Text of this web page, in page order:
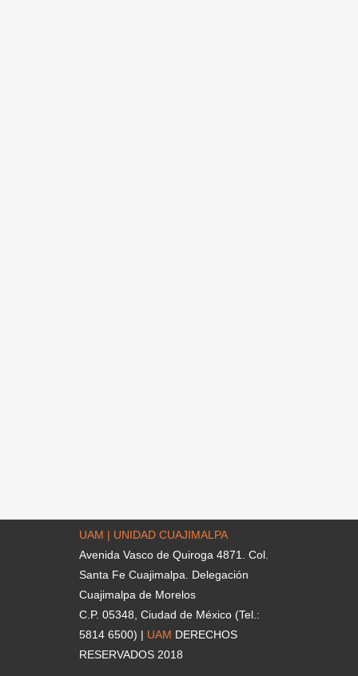
UAM | UNIDAD CUAJIMALPA
Avenida Vasco de Quiroga 4871. Col.
Santa Fe Cuajimalpa. Delegación
Cuajimalpa de Morelos
C.P. 05348, Ciudad de México (Tel.:
5814 6500) | UAM DERECHOS
RESERVADOS 2018